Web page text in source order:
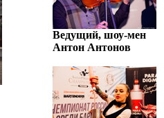
Ведущий, шоу-мен
Антон Антонов